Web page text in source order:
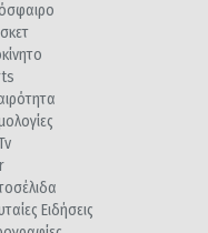
Ειδήσεις